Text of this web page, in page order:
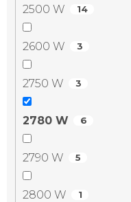
2500 W 14
2600 W 3
2750 W 3
2780 W 6
2790 W 5
2800 W 1